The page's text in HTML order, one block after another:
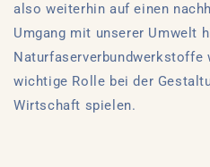
also weiterhin auf einen
Umgang mit unserer Umwelt
Naturfaserverbundwerkstoffe
wichtige Rolle bei der
Wirtschaft spielen.